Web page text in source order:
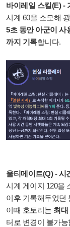
바이레일 스킬(E) -
시계 60을 소모해
5초 동안 아군이 사
까지 기록합니다.
울티메이트(Q) - 시
시계 게이지 120을
이후 기록해두었던
이때 호토리는 최대
터로 변경이 불가능